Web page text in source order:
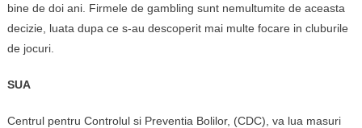
bine de doi ani. Firmele de gambling sunt nemultumite de aceasta
decizie, luata dupa ce s-au descoperit mai multe focare in cluburile
de jocuri.
SUA
Centrul pentru Controlul si Preventia Bolilor, (CDC), va lua masuri